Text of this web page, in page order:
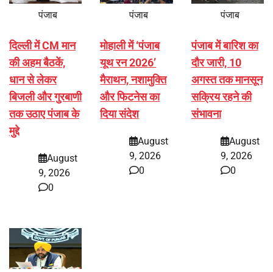
पंजाब
दिल्ली में CM मान
की अहम बैठकें,
धान से लेकर
बिजली और गुरबाणी
तक उठाए पंजाब के
मुद्दे
August
9, 2026
0
पंजाब
मोहाली में ‘पंजाब
यूथ रन 2026’
मैराथन, नशामुक्ति
और फिटनेस का
दिया संदेश
August
9, 2026
0
पंजाब
पंजाब में बारिश का
दौर जारी, 10
अगस्त तक मानसून
सक्रिय रहने की
संभावना
August
9, 2026
0